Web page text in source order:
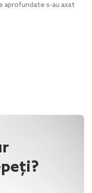
aprofundate s-au axat